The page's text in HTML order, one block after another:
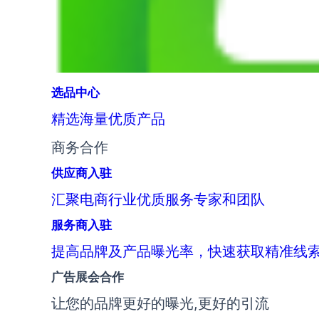
选品中心
精选海量优质产品
商务合作
供应商入驻
汇聚电商行业优质服务专家和团队
服务商入驻
提高品牌及产品曝光率，快速获取精准线
广告展会合作
让您的品牌更好的曝光,更好的引流